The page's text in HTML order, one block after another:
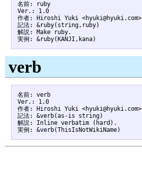
名前: ruby
Ver.: 1.0
作者: Hiroshi Yuki <hyuki@hyuki.com>
記法: &ruby(string,ruby)
解説: Make ruby.
verb
名前: verb
Ver.: 1.0
作者: Hiroshi Yuki <hyuki@hyuki.com>
記法: &verb(as-is string)
解説: Inline verbatim (hard).